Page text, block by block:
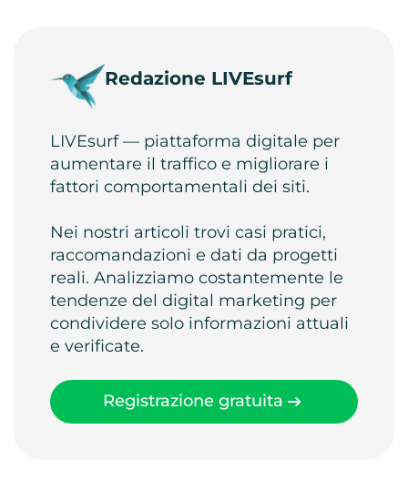
Redazione LIVEsurf
LIVEsurf — piattaforma digitale per
aumentare il traffico e migliorare i
fattori comportamentali dei siti.
Nei nostri articoli trovi casi pratici,
raccomandazioni e dati da progetti
reali. Analizziamo costantemente le
tendenze del digital marketing per
condividere solo informazioni attuali
e verificate.
Registrazione gratuita